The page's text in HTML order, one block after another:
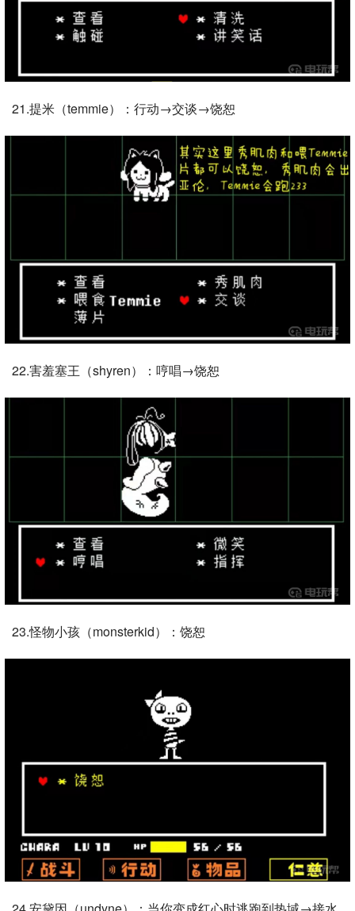
21.提米（temmie）：行动→交谈→饶恕
22.害羞塞王（shyren）：哼唱→饶恕
23.怪物小孩（monsterkid）：饶恕